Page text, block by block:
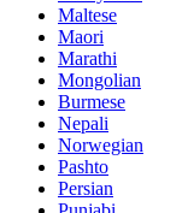
Maltese
Maori
Marathi
Mongolian
Burmese
Nepali
Norwegian
Pashto
Persian